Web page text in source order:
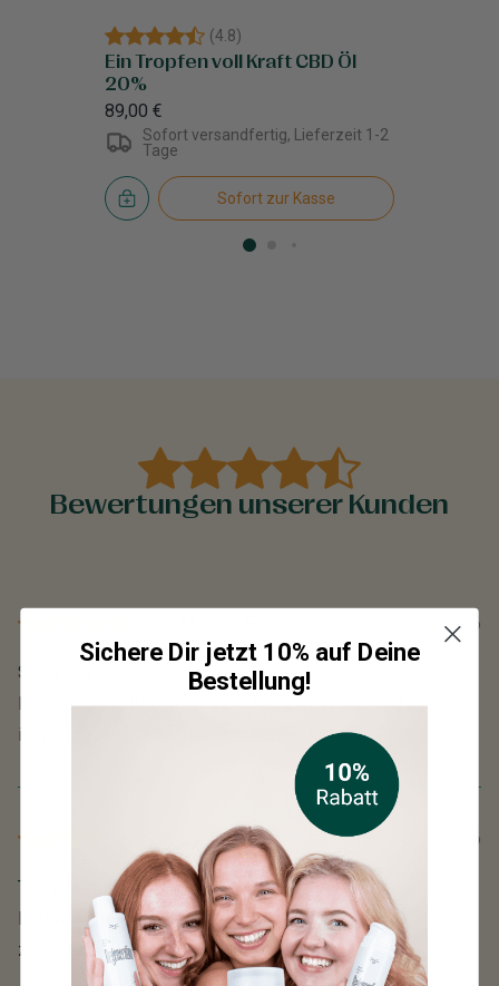
(4.8)
Ein Tropfen voll Kraft CBD Öl
20%
89,00 €
Sofort versandfertig, Lieferzeit 1-2
Tage
Sofort zur Kasse
Bewertungen unserer Kunden
17.06.2026
Stammkunde
Nehme das CBD Öl jetzt seit über einem Jahr und bin
immer noch begeistert. Grinsekatzen liefert.
Yannik R. 05.06.2026
Top wie immer
Hab wieder bei Grinsekatzen bestellt und bin wie immer
zufrieden. Toller CBD Shop in Berlin!
Sichere Dir jetzt 10% auf Deine
Bestellung!